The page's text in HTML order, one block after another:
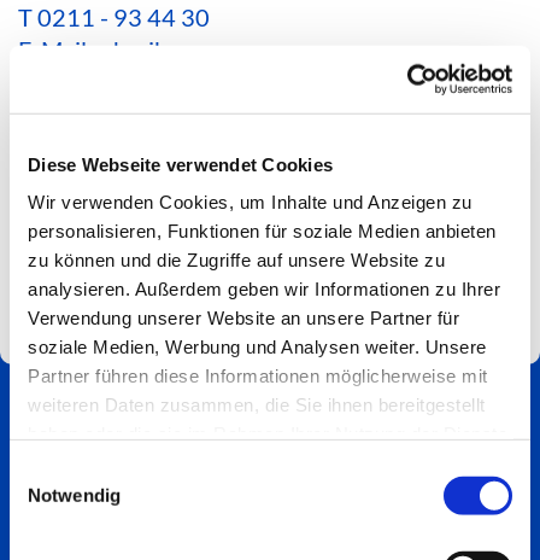
Diese Webseite verwendet Cookies
Wir verwenden Cookies, um Inhalte und Anzeigen zu
personalisieren, Funktionen für soziale Medien anbieten
zu können und die Zugriffe auf unsere Website zu
analysieren. Außerdem geben wir Informationen zu Ihrer
Verwendung unserer Website an unsere Partner für
soziale Medien, Werbung und Analysen weiter. Unsere
Partner führen diese Informationen möglicherweise mit
weiteren Daten zusammen, die Sie ihnen bereitgestellt
Notwendig
T0211 - 93 44 30
E-Mail schreiben
*Aktuelle Hinweise zur Erreichbarkeit findest du
hier*
Spendenkonto
Impressum